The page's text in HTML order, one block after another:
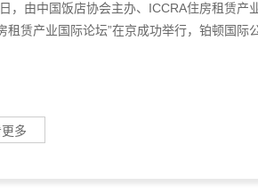
，由中国饭店协会主办、ICCRA住房租赁产
租赁产业国际论坛”在京成功举行，铂顿国际
多